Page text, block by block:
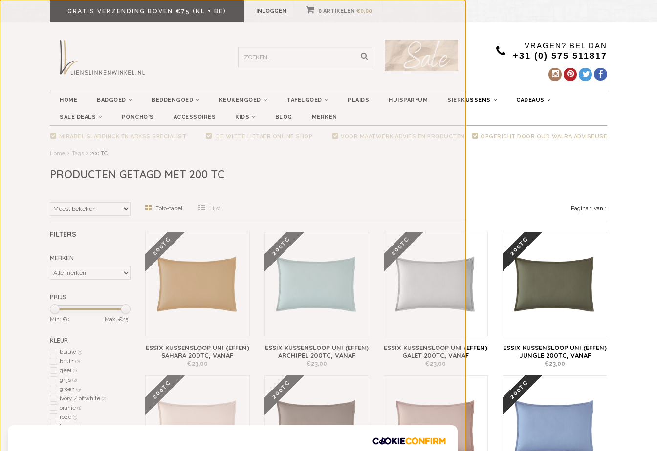
GRATIS VERZENDING BOVEN €75 (NL + BE) INLOGGEN 0 ARTIKELEN €0,00
VRAGEN? BEL DAN
+31 (0) 575 511817
HOME BADGOED BEDDENGOED KEUKENGOED TAFELGOED PLAIDS HUISPARFUM SIERKUSSENS CADEAUS
SALE DEALS PONCHO'S ACCESSOIRES KIDS BLOG MERKEN
MIRABEL SLABBINCK EN ABYSS SPECIALIST DE WITTE LIETAER ONLINE SHOP VOOR MAATWERK ADVIES EN PRODUCTEN OPGERICHT DOOR OUD WALRA ADVISEUSE
Home Tags 200 TC
PRODUCTEN GETAGD MET 200 TC
Foto-tabel Lijst Pagina 1 van 1
FILTERS
MERKEN
PRIJS
Min: €0 Max: €25
KLEUR
blauw (3)
bruin (2)
geel(1)
grijs (2)
groen (3)
ivory / offwhite (2)
oranje (1)
roze (3)
taupe (2)
200TC
ESSIX KUSSENSLOOP UNI (EFFEN)
SAHARA 200TC, VANAF
€23,00
200TC
ESSIX KUSSENSLOOP UNI (EFFEN)
ARCHIPEL 200TC, VANAF
€23,00
200TC
ESSIX KUSSENSLOOP UNI (EFFEN)
GALET 200TC, VANAF
€23,00
200TC
ESSIX KUSSENSLOOP UNI (EFFEN)
JUNGLE 200TC, VANAF
€23,00
200TC 200TC 200TC